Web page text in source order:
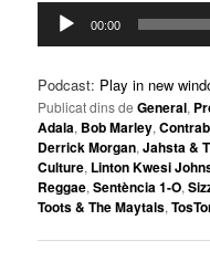
Reproductor
d'àudio
00:00
Podcast: Play in new
Publicat dins de General,
Adala, Bob Marley,
Derrick Morgan,Jahsta &
Culture, Linton Kwesi
Reggae,Sentència 1-O,
Toots & The Maytals,